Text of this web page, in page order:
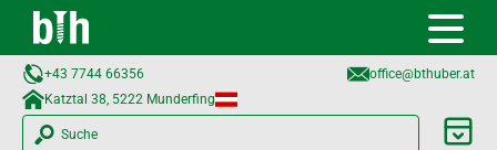
+43 7744 66356
office@bthuber.at​
Katztal 38, 5222 Munderfing
Suche